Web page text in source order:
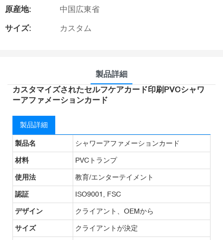
原産地: 中国広東省
サイズ: カスタム
製品詳細
カスタマイズされたセルフケアカード印刷PVCシャワ
ーアファメーションカード
製品詳細
製品名 シャワーアファメーションカード
材料 PVCトランプ
使用法 教育/エンターテイメント
認証 ISO9001, FSC
デザイン クライアント、OEMから
サイズ クライアントが決定